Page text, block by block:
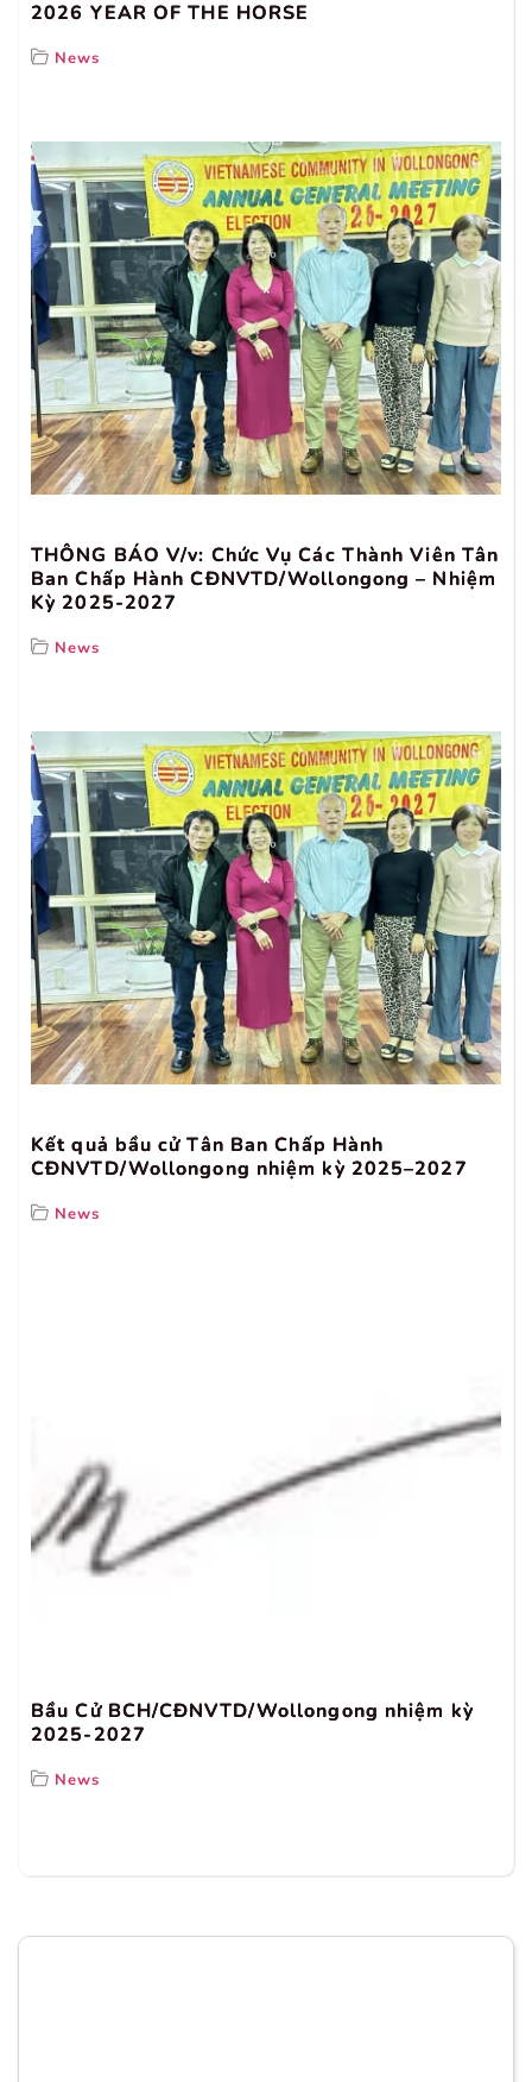
2026 YEAR OF THE HORSE
News
THÔNG BÁO V/v: Chức Vụ Các Thành Viên Tân
Ban Chấp Hành CĐNVTD/Wollongong – Nhiệm
Kỳ 2025-2027
News
Kết quả bầu cử Tân Ban Chấp Hành
CĐNVTD/Wollongong nhiệm kỳ 2025–2027
News
Bầu Cử BCH/CĐNVTD/Wollongong nhiệm kỳ
2025-2027
News